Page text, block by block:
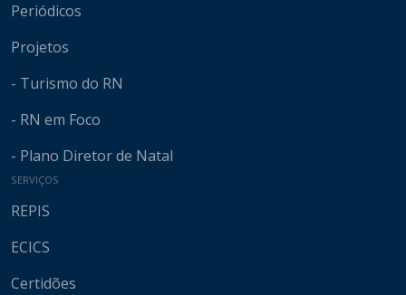
Periódicos
Projetos
- Turismo do RN
- RN em Foco
- Plano Diretor de Natal
SERVIÇOS
REPIS
ECICS
Certidões